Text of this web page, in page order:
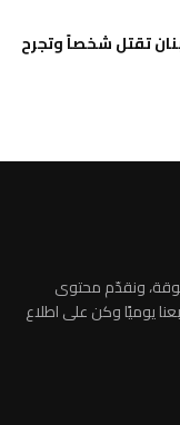
تقتل شخصاً وتجرح
ونقدّم محتوى
يوميًا وكن على اطلاع